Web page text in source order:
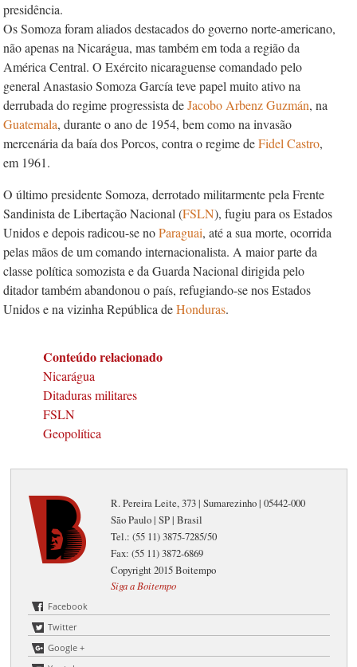
presidência.
Os Somoza foram aliados destacados do governo norte-americano,
não apenas na Nicarágua, mas também em toda a região da
América Central. O Exército nicaraguense comandado pelo
general Anastasio Somoza García teve papel muito ativo na
derrubada do regime progressista deJacobo Arbenz Guzmán, na
Guatemala, durante o ano de 1954, bem como na invasão
mercenária da baía dos Porcos, contra o regime deFidel Castro,
em 1961.
O último presidente Somoza, derrotado militarmente pela Frente
Sandinista de Libertação Nacional (FSLN), fugiu para os Estados
Unidos e depois radicou-se noParaguai, até a sua morte, ocorrida
pelas mãos de um comando internacionalista. A maior parte da
classe política somozista e da Guarda Nacional dirigida pelo
ditador também abandonou o país, refugiando-se nos Estados
Unidos e na vizinha República deHonduras.
Conteúdo relacionado
Nicarágua
Ditaduras militares
FSLN
Geopolítica
R. Pereira Leite, 373 | Sumarezinho | 05442-000
São Paulo | SP | Brasil
Tel.: (55 11) 3875-7285/50
Fax: (55 11) 3872-6869
Copyright 2015 Boitempo
Siga a Boitempo
Facebook
Twitter
Google +